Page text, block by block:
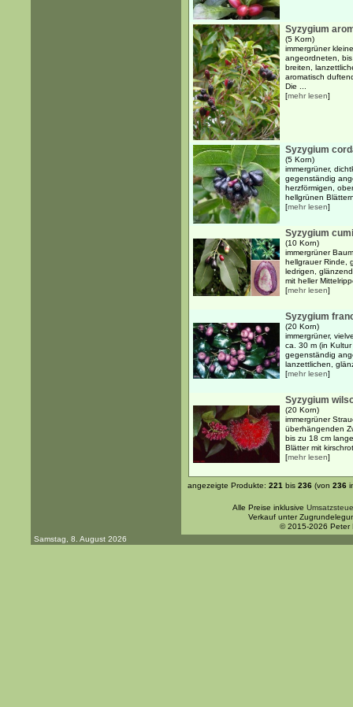
Syzygium
(5 Korn)
immergrüner
angeordneten,
breiten,
aromatisch
Die ...
[mehr lesen]
Syzygium
(5 Korn)
immergrüner,
gegenständig
herzförmigen,
hellgrünen
[mehr lesen]
Syzygium
(10 Korn)
immergrüner
hellgrauer Rinde,
ledrigen,
mit heller
[mehr lesen]
Syzygium
(20 Korn)
immergrüner,
ca. 30 m (in
gegenständig
lanzettlichen,
[mehr lesen]
Syzygium
(20 Korn)
immergrüner
überhängenden
bis zu 18 cm
Blätter mit
[mehr lesen]
angezeigte Produkte: 221 bis 236 (von 236
Alle Preise inklusive
Verkauf unter
© 2015-2026 Peter
Samstag, 8. August 2026